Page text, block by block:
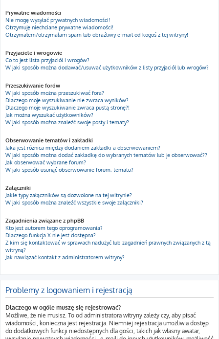
Prywatne wiadomości
Nie mogę wysyłać prywatnych wiadomości!
Otrzymuję niechciane prywatne wiadomości!
Otrzymałem/otrzymałam spam lub obraźliwy e-mail od kogoś z tej witryny!
Przyjaciele i wrogowie
Co to jest lista przyjaciół i wrogów?
W jaki sposób można dodawać/usuwać użytkowników z listy przyjaciół lub wrogów?
Przeszukiwanie forów
W jaki sposób można przeszukiwać fora?
Dlaczego moje wyszukiwanie nie zwraca wyników?
Dlaczego moje wyszukiwanie zwraca pustą stronę?!
Jak można wyszukać użytkowników?
W jaki sposób można znaleźć swoje posty i tematy?
Obserwowanie tematów i zakładki
Jaka jest różnica między dodaniem zakładki a obserwowaniem?
W jaki sposób można dodać zakładkę do wybranych tematów lub je obserwować??
Jak obserwować wybrane forum?
W jaki sposób usunąć obserwowanie forum, tematu?
Załączniki
Jakie typy załączników są dozwolone na tej witrynie?
W jaki sposób można znaleźć wszystkie swoje załączniki?
Zagadnienia związane z phpBB
Kto jest autorem tego oprogramowania?
Dlaczego funkcja X nie jest dostępna?
Z kim się kontaktować w sprawach nadużyć lub zagadnień prawnych związanych z tą
witryną?
Jak nawiązać kontakt z administratorem witryny?
Problemy z logowaniem i rejestracją
Dlaczego w ogóle muszę się rejestrować?
Możliwe, że nie musisz. To od administratora witryny zależy czy, aby pisać
wiadomości, konieczna jest rejestracja. Niemniej rejestracja umożliwia dostęp
do dodatkowych funkcji niedostępnych dla gości, takich jak własny awatar,